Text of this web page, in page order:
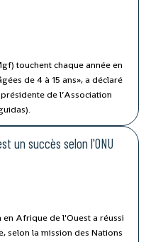
touchent chaque année en
de 4 à 15 ans», a déclaré
de l’Association
un succès selon l'ONU
Afrique de l'Ouest a réussi
selon la mission des Nations